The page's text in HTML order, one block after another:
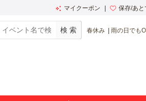
マイクーポン 保存/あと
春休み 雨の日でも